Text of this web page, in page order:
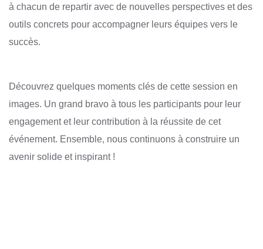
à chacun de repartir avec de nouvelles perspectives et des
outils concrets pour accompagner leurs équipes vers le
succès.
Découvrez quelques moments clés de cette session en
images. Un grand bravo à tous les participants pour leur
engagement et leur contribution à la réussite de cet
événement. Ensemble, nous continuons à construire un
avenir solide et inspirant !